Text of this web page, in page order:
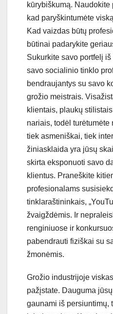
kūrybiškumą. Naudokite
kad paryškintumėte
Kad vaizdas būtų
būtinai padarykite
Sukurkite savo portfelį
savo socialinio tinklo
bendraujantys su savo
grožio meistrais.
klientais, plaukų
nariais, todėl turėtumėte
tiek asmeniškai, tiek
žiniasklaida yra jūsų
skirta eksponuoti savo
klientus. Praneškite
profesionalams
tinklaraštininkais,
žvaigždėmis. Ir
renginiuose ir
pabendrauti fiziškai su
žmonėmis.
Grožio industrijoje
pažįstate. Dauguma
gaunami iš persiuntimų,